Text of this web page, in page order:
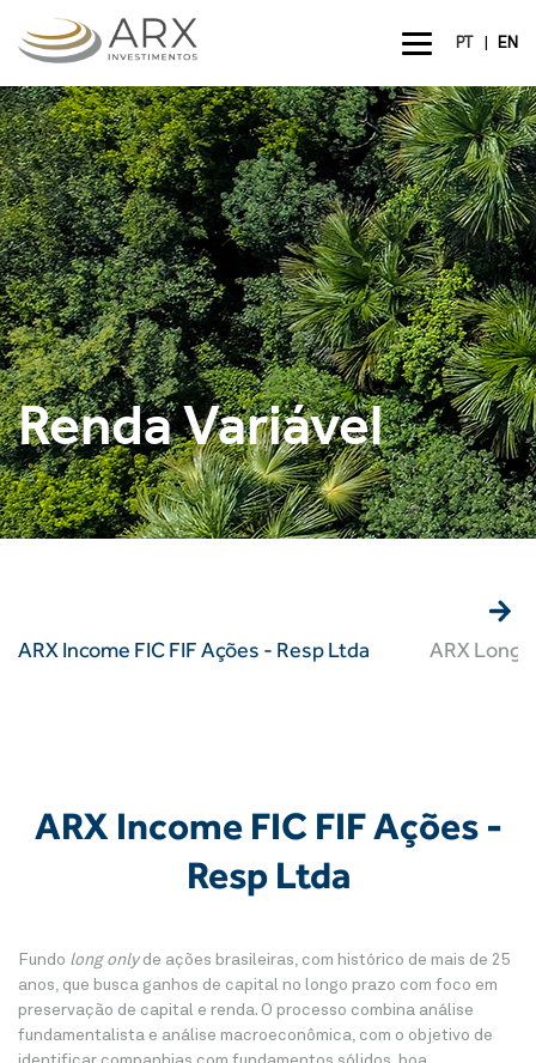
PT EN
Renda Variável
ARX Income FIC FIF Ações - Resp Ltda ARX Long
ARX Income FIC FIF Ações -
Resp Ltda
Fundo long onlyde ações brasileiras, com histórico de mais de 25
anos, que busca ganhos de capital no longo prazo com foco em
preservação de capital e renda. O processo combina análise
fundamentalista e análise macroeconômica, com o objetivo de